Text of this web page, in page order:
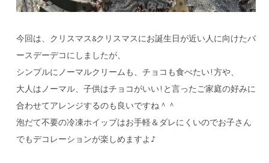
今回は、クリスマス&クリスマスにお誕生日が近い人に向けたバ
ースデーデコにしましたが、
シンプルにノーマルクリームも、チョコも食べたい!方や、
大人はノーマル、子供はチョコがいい!と言ったご家庭の好みに
合わせてアレンジするのも良いですね＾＾
泡だて不要の冷凍ホイップはお手軽＆ダレにくいのでお子さん
でもデコレーションが楽しめますよ♪